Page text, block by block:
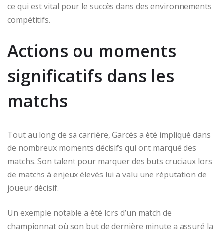
ce qui est vital pour le succès dans des environnements
compétitifs.
Actions ou moments
significatifs dans les
matchs
Tout au long de sa carrière, Garcés a été impliqué dans
de nombreux moments décisifs qui ont marqué des
matchs. Son talent pour marquer des buts cruciaux lors
de matchs à enjeux élevés lui a valu une réputation de
joueur décisif.
Un exemple notable a été lors d’un match de
championnat où son but de dernière minute a assuré la